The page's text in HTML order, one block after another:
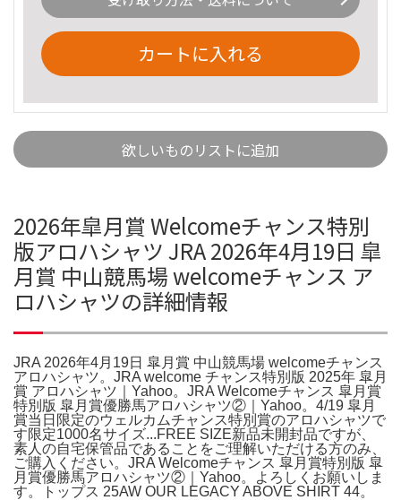
カートに入れる
欲しいものリストに追加
2026年皐月賞 Welcomeチャンス特別
版アロハシャツ JRA 2026年4月19日 皐
月賞 中山競馬場 welcomeチャンス ア
ロハシャツの詳細情報
JRA 2026年4月19日 皐月賞 中山競馬場 welcomeチャンス
アロハシャツ。JRA welcome チャンス特別版 2025年 皐月
賞 アロハシャツ｜Yahoo。JRA Welcomeチャンス 皐月賞
特別版 皐月賞優勝馬アロハシャツ②｜Yahoo。4/19 皐月
賞当日限定のウェルカムチャンス特別賞のアロハシャツで
す限定1000名サイズ...FREE SIZE新品未開封品ですが、
素人の自宅保管品であることをご理解いただける方のみ、
ご購入ください。JRA Welcomeチャンス 皐月賞特別版 皐
月賞優勝馬アロハシャツ②｜Yahoo。よろしくお願いしま
す。トップス 25AW OUR LEGACY ABOVE SHIRT 44。